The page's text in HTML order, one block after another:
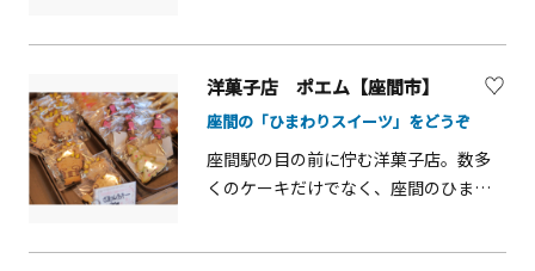
文後の待ち時間は、店内の雑貨を見る
もよし、テーブルに並んだ本を読むも
よし。ゆったりとした時間をお楽しみ
ください。
洋菓子店 ポエム【座間市】
座間の「ひまわりスイーツ」をどうぞ
座間駅の目の前に佇む洋菓子店。数多
くのケーキだけでなく、座間のひまわ